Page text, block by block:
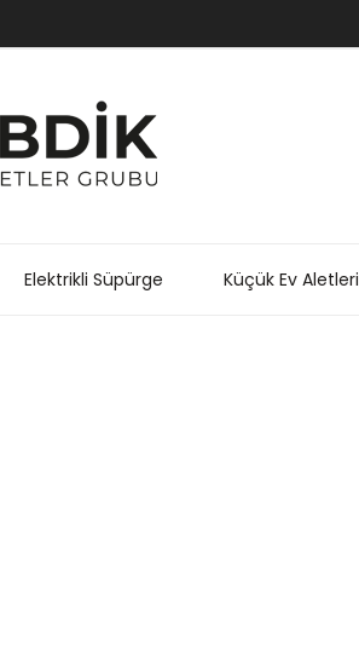
Elektrikli Süpürge Küçük Ev Aletleri